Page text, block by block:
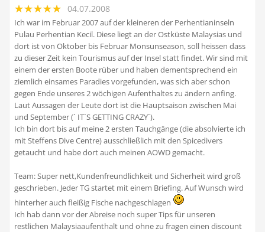
04.07.2008
Ich war im Februar 2007 auf der kleineren der Perhentianinseln
Pulau Perhentian Kecil. Diese liegt an der Ostküste Malaysias und
dort ist von Oktober bis Februar Monsunseason, soll heissen dass
zu dieser Zeit kein Tourismus auf der Insel statt findet. Wir sind mit
einem der ersten Boote rüber und haben dementsprechend ein
ziemlich einsames Paradies vorgefunden, was sich aber schon
gegen Ende unseres 2 wöchigen Aufenthaltes zu ändern anfing.
Laut Aussagen der Leute dort ist die Hauptsaison zwischen Mai
und September (´ IT´S GETTING CRAZY´).
Ich bin dort bis auf meine 2 ersten Tauchgänge (die absolvierte ich
mit Steffens Dive Centre) ausschließlich mit den Spicedivers
getaucht und habe dort auch meinen AOWD gemacht.
Team: Super nett,Kundenfreundlichkeit und Sicherheit wird groß
geschrieben. Jeder TG startet mit einem Briefing. Auf Wunsch wird
hinterher auch fleißig Fische nachgeschlagen
Ich hab dann vor der Abreise noch super Tips für unseren
restlichen Malaysiaaufenthalt und ohne zu fragen einen discount